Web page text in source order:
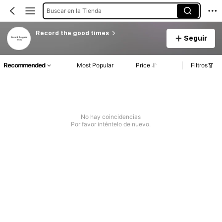
Buscar en la Tienda
Record the good times
Seguir
Recommended Most Popular Price Filtros
No hay coincidencias
Por favor inténtelo de nuevo.